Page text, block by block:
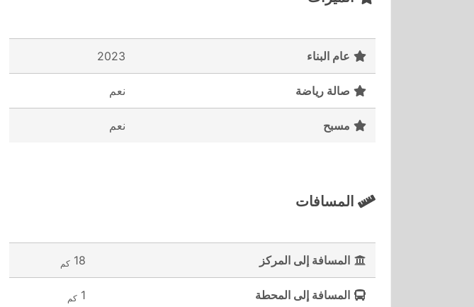
عام البناء 2023
صالة رياضة نعم
مسبح نعم
المسافات
المسافة إلى المركز 18 كم
المسافة إلى المحطة 1 كم